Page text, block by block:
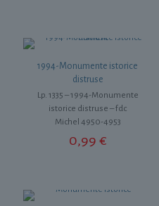
1994-Monumente istorice
distruse
Lp. 1335 – 1994-Monumente
istorice distruse – fdc
Michel 4950-4953
0,99 €